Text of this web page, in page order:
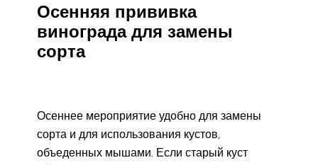
Осенняя прививка
винограда для замены
сорта
Осеннее мероприятие удобно для замены
сорта и для использования кустов,
объеденных мышами. Если старый куст